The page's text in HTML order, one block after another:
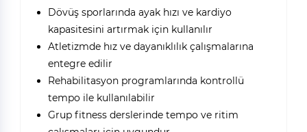
Dövüş sporlarında ayak hızı ve kardiyo
kapasitesini artırmak için kullanılır
Atletizmde hız ve dayanıklılık çalışmalarına
entegre edilir
Rehabilitasyon programlarında kontrollü
tempo ile kullanılabilir
Grup fitness derslerinde tempo ve ritim